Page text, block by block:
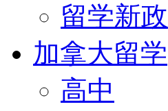
留学新政
加拿大留学
高中